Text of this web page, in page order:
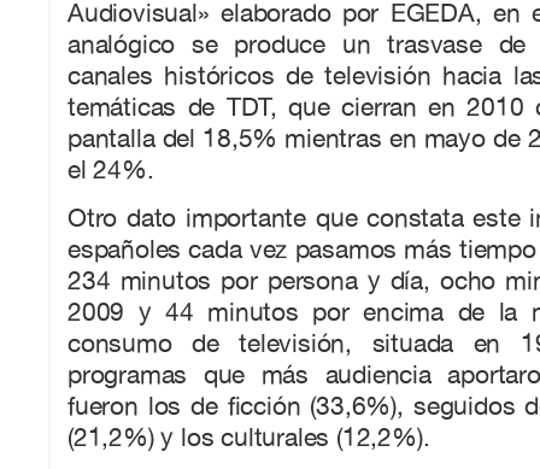
Audiovisual» elaborado por EGEDA, en
analógico se produce un trasvase
canales históricos de televisión hacia
temáticas de TDT, que cierran en
pantalla del 18,5% mientras en mayo de
el 24%.
Otro dato importante que constata este
españoles cada vez pasamos más
234 minutos por persona y día, ocho
2009 y 44 minutos por encima de la
consumo de televisión, situada en
programas que más audiencia
fueron los de ficción (33,6%), seguidos
(21,2%) y los culturales (12,2%).